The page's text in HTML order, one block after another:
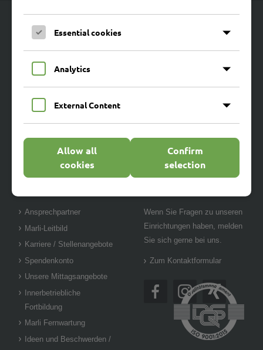
Angebote
Marli-SB-Restaurant
Marli-Frühförderzentrum
Marli-Wohnen
Marli-Berufliche Bildung
Marli Pflege GmbH
Ansprechpartner
Marli-Leitbild
Karriere / Stellenangebote
Spendenkonto
Unsere Mittagsangebote
Innerbetriebliche
Fortbildung
Marli Fernwartung
Ideen und Beschwerden /
Wenn Sie Fragen zu unseren
Einrichtungen haben, melden
Sie sich gerne bei uns.
Zum Kontaktformular
Essential cookies
Analytics
External Content
Allow all
cookies
Confirm
selection